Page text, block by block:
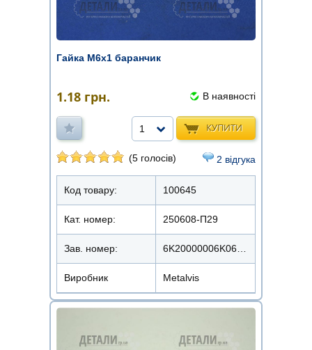
Гайка М6х1 баранчик
1.18 грн. В наявності
КУПИТИ
1
(5 голосів) 2 відгука
Код товару: 100645
Кат. номер: 250608-П29
Зав. номер:
Виробник Metalvis